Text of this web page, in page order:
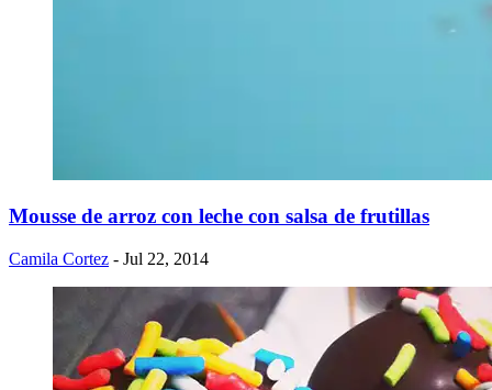
Mousse de arroz con leche con salsa de frutillas
Camila Cortez - Jul 22, 2014